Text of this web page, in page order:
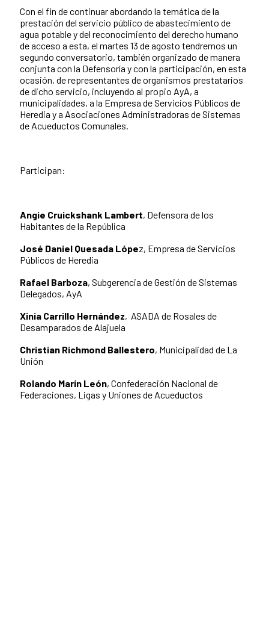
Con el fin de continuar abordando la temática de la
prestación del servicio público de abastecimiento de
agua potable y del reconocimiento del derecho humano
de acceso a esta, el martes 13 de agosto tendremos un
segundo conversatorio, también organizado de manera
conjunta con la Defensoría y con la participación, en esta
ocasión, de representantes de organismos prestatarios
de dicho servicio, incluyendo al propio AyA, a
municipalidades, a la Empresa de Servicios Públicos de
Heredia y a Asociaciones Administradoras de Sistemas
de Acueductos Comunales.
Participan:
Angie Cruickshank Lambert, Defensora de los
Habitantes de la República
José Daniel Quesada López, Empresa de Servicios
Públicos de Heredia
Rafael Barboza, Subgerencia de Gestión de Sistemas
Delegados, AyA
Xinia Carrillo Hernández, ASADA de Rosales de
Desamparados de Alajuela
Christian Richmond Ballestero, Municipalidad de La
Unión
Rolando Marín León, Confederación Nacional de
Federaciones, Ligas y Uniones de Acueductos